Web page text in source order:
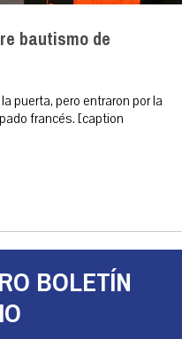
bautismo de
puerta, pero entraron por la
francés. [caption
BOLETÍN